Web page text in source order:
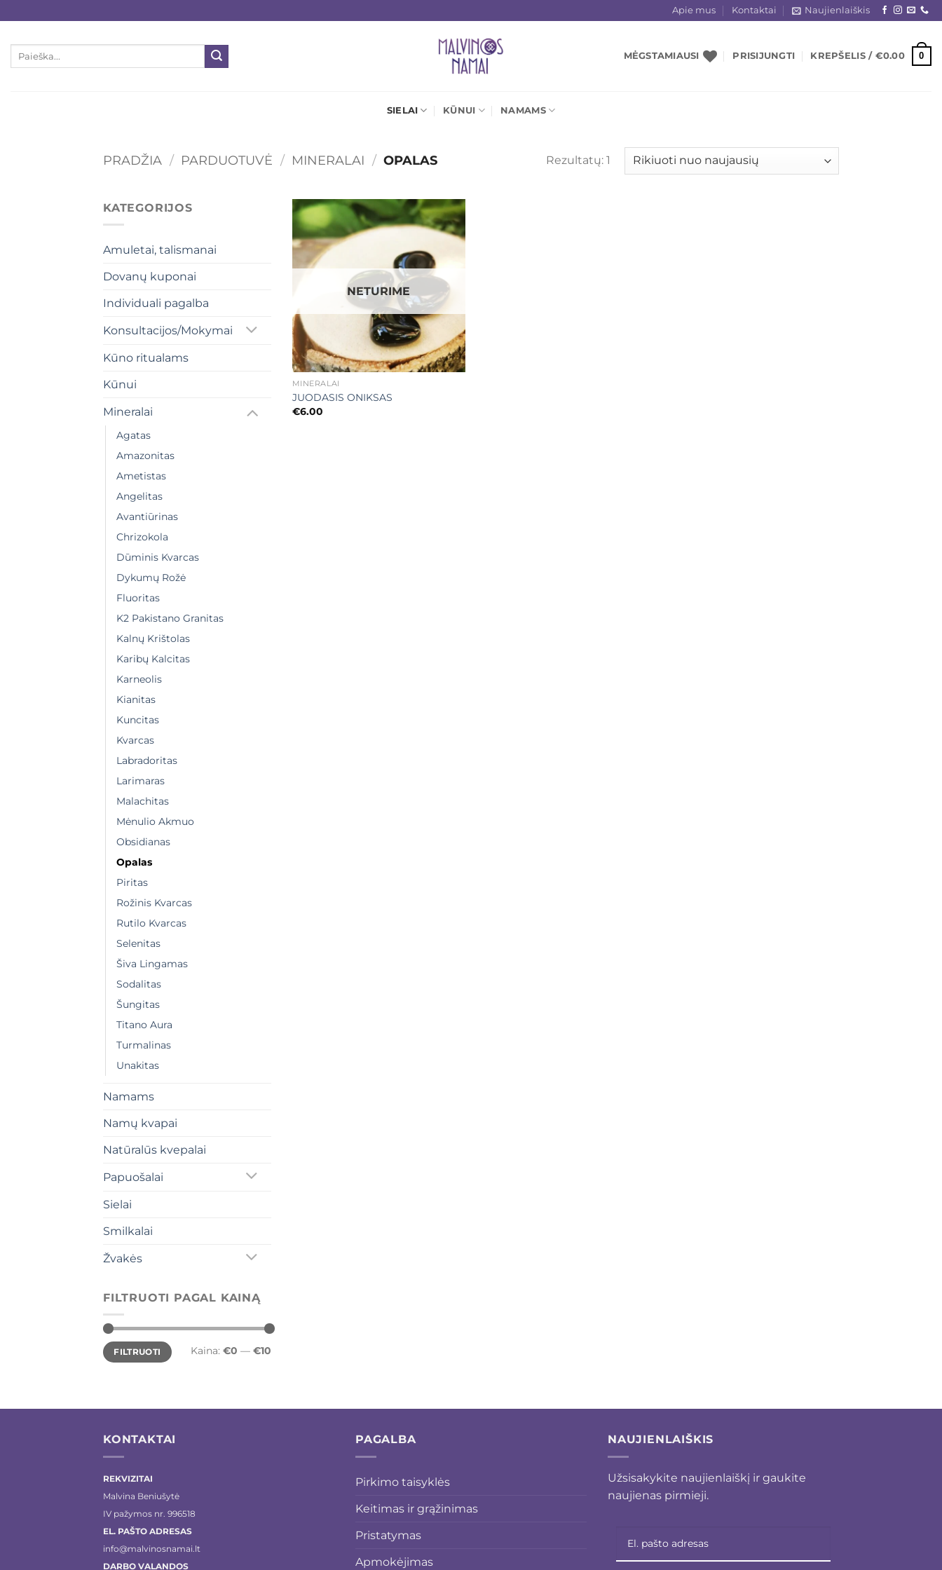
to
content
Apie mus Kontaktai Naujienlaiškis
Ieškoti:
MĖGSTAMIAUSI PRISIJUNGTI KREPŠELIS / €0.00 0
SIELAI KŪNUI NAMAMS
PRADŽIA / PARDUOTUVĖ / MINERALAI / OPALAS Rezultatų: 1
KATEGORIJOS
Amuletai, talismanai
Dovanų kuponai
Individuali pagalba
Konsultacijos/Mokymai
Kūno ritualams
Kūnui
Mineralai
Agatas
Amazonitas
Ametistas
Angelitas
Avantiūrinas
Chrizokola
Dūminis Kvarcas
Dykumų Rožė
Fluoritas
K2 Pakistano Granitas
Kalnų Krištolas
Karibų Kalcitas
Karneolis
Kianitas
Kuncitas
Kvarcas
Labradoritas
Larimaras
Malachitas
Mėnulio Akmuo
Obsidianas
Opalas
Piritas
Rožinis Kvarcas
Rutilo Kvarcas
Selenitas
Šiva Lingamas
Sodalitas
Šungitas
Titano Aura
Turmalinas
Unakitas
Namams
Namų kvapai
Natūralūs kvepalai
Papuošalai
Sielai
Smilkalai
Žvakės
FILTRUOTI PAGAL KAINĄ
Min
kaina
Maks
kaina
FILTRUOTI Kaina: €0 — €10
Mėgstamiausias
+
NETURIME
MINERALAI
JUODASIS ONIKSAS
€6.00
KONTAKTAI
REKVIZITAI
Malvina Beniušytė
IV pažymos nr. 996518
EL. PAŠTO ADRESAS
info@malvinosnamai.lt
DARBO VALANDOS
PAGALBA
Pirkimo taisyklės
Keitimas ir grąžinimas
Pristatymas
Apmokėjimas
NAUJIENLAIŠKIS
Užsisakykite naujienlaiškį ir gaukite
naujienas pirmieji.